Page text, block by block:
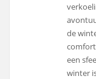
de
een
winter